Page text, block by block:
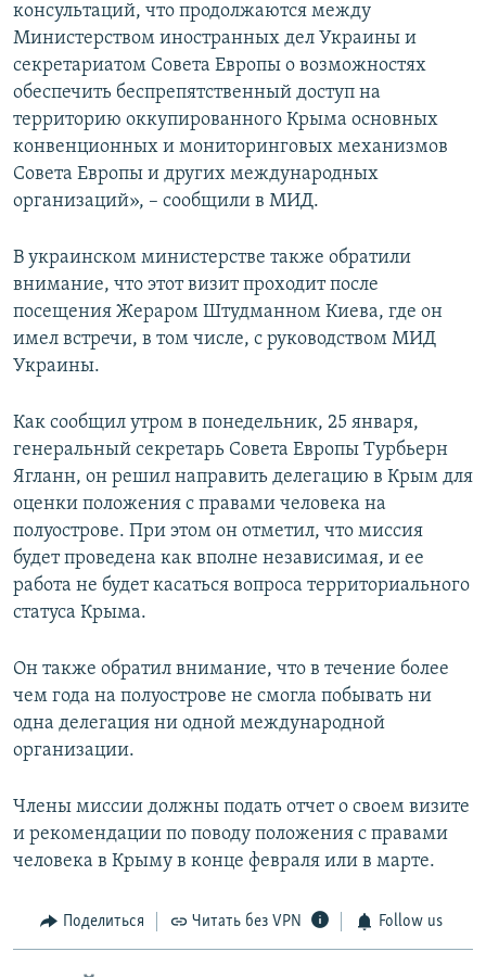
консультаций, что продолжаются между
Министерством иностранных дел Украины и
секретариатом Совета Европы о возможностях
обеспечить беспрепятственный доступ на
территорию оккупированного Крыма основных
конвенционных и мониторинговых механизмов
Совета Европы и других международных
организаций», – сообщили в МИД.
В украинском министерстве также обратили
внимание, что этот визит проходит после
посещения Жераром Штудманном Киева, где он
имел встречи, в том числе, с руководством МИД
Украины.
Как сообщил утром в понедельник, 25 января,
генеральный секретарь Совета Европы Турбьерн
Ягланн, он решил направить делегацию в Крым для
оценки положения с правами человека на
полуострове. При этом он отметил, что миссия
будет проведена как вполне независимая, и ее
работа не будет касаться вопроса территориального
статуса Крыма.
Он также обратил внимание, что в течение более
чем года на полуострове не смогла побывать ни
одна делегация ни одной международной
организации.
Члены миссии должны подать отчет о своем визите
и рекомендации по поводу положения с правами
человека в Крыму в конце февраля или в марте.
Поделиться Читать без VPN Follow us